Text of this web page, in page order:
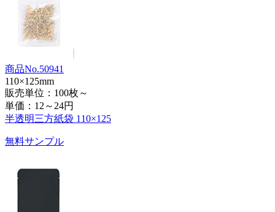
商品No.50941
110×125mm
販売単位：100枚～
単価： 12～24円
半透明三方紙袋 110×125
無料サンプル